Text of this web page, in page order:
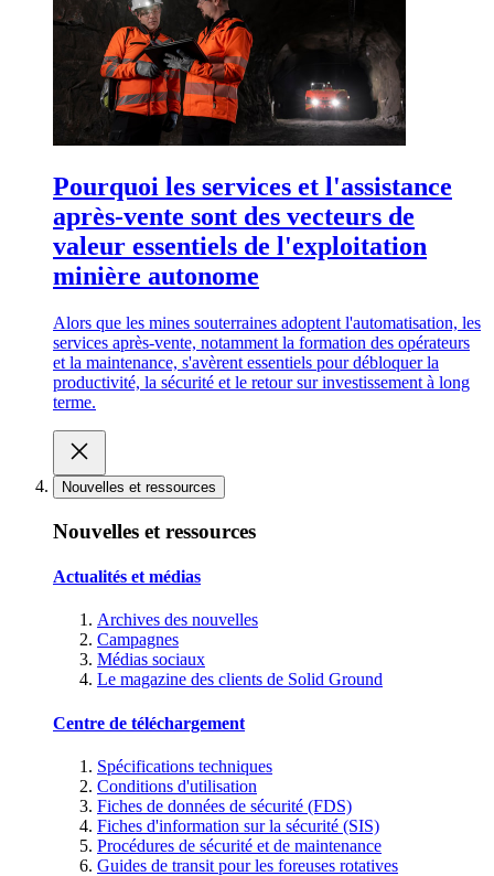
Pourquoi les services et l'assistance
après-vente sont des vecteurs de
valeur essentiels de l'exploitation
minière autonome
Alors que les mines souterraines adoptent l'automatisation, les
services après-vente, notamment la formation des opérateurs
et la maintenance, s'avèrent essentiels pour débloquer la
productivité, la sécurité et le retour sur investissement à long
terme.
Nouvelles et ressources
Nouvelles et ressources
Actualités et médias
Archives des nouvelles
Campagnes
Médias sociaux
Le magazine des clients de Solid Ground
Centre de téléchargement
Spécifications techniques
Conditions d'utilisation
Fiches de données de sécurité (FDS)
Fiches d'information sur la sécurité (SIS)
Procédures de sécurité et de maintenance
Guides de transit pour les foreuses rotatives